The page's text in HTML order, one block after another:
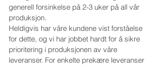
generell forsinkelse på 2-3 uker på all vår
produksjon.
Heldigvis har våre kundene vist forståelse
for dette, og vi har jobbet hardt for å sikre
prioritering i produksjonen av våre
leveranser. For enkelte prekære leveranser